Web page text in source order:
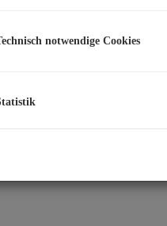
notwendige Cookies